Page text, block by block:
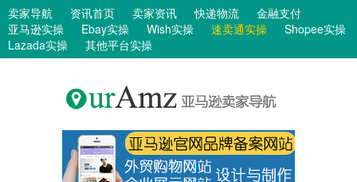
卖家导航 资讯首页 卖家资讯 快递物流
金融支付
亚马逊实操
Ebay实操 Wish实操 速卖通实操
Shopee实操
Lazada实操
其他平台实操